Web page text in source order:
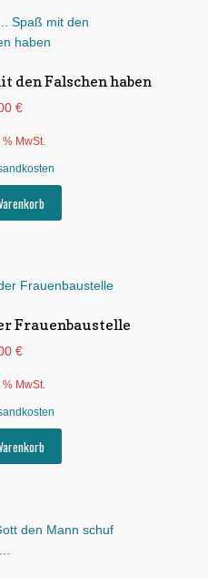
den Falschen haben
€
MwSt.
Frauenbaustelle
€
MwSt.